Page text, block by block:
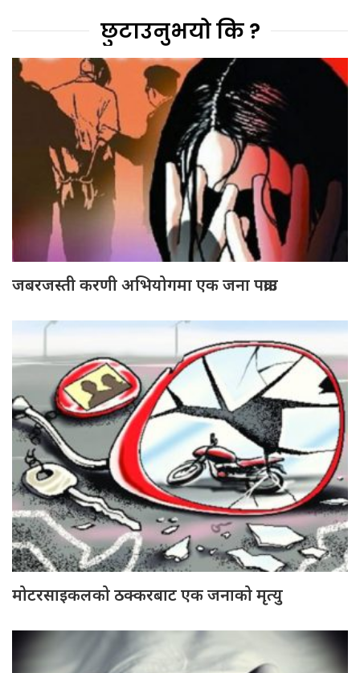
छुटाउनुभयो कि ?
जबरजस्ती करणी अभियोगमा एक जना पक्राउ
मोटरसाइकलको ठक्करबाट एक जनाको मृत्यु